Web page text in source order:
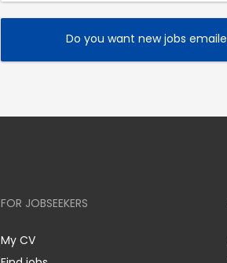
Do you want new jobs
FOR JOBSEEKERS
My CV